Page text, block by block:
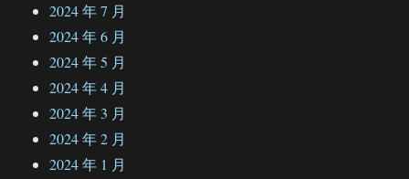
2024 年 7 月
2024 年 6 月
2024 年 5 月
2024 年 4 月
2024 年 3 月
2024 年 2 月
2024 年 1 月